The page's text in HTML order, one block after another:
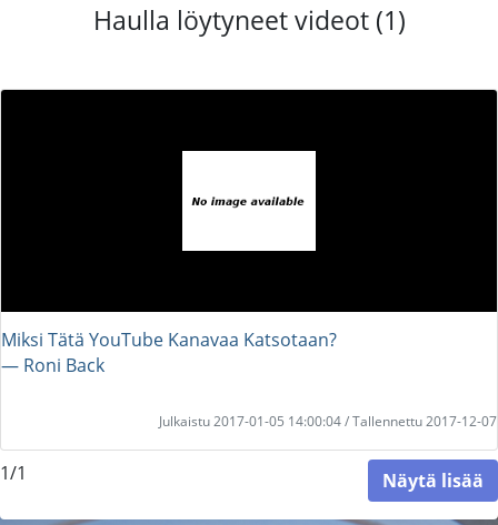
Haulla löytyneet videot (1)
Miksi Tätä YouTube Kanavaa Katsotaan?
― Roni Back
Julkaistu 2017-01-05 14:00:04 / Tallennettu 2017-12-07
1/1 Näytä lisää